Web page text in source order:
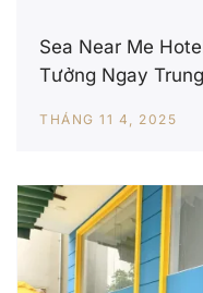
Sea Near Me
Tưởng Ngay
THÁNG 11 4, 2025